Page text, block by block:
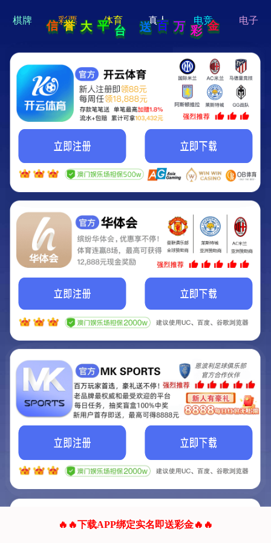
hi 💗
Hey Guys!
我们即将上线啦...
我们的网站正在建设.
它将是非常棒的网站.
联系我们!